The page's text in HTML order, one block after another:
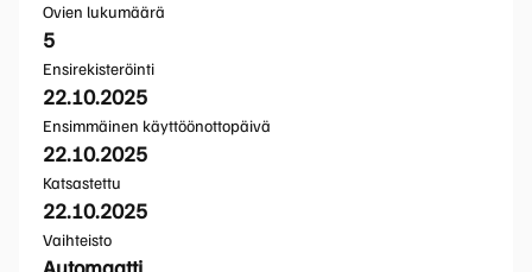
Ovien lukumäärä
5
Ensirekisteröinti
22.10.2025
Ensimmäinen käyttöönottopäivä
22.10.2025
Katsastettu
22.10.2025
Vaihteisto